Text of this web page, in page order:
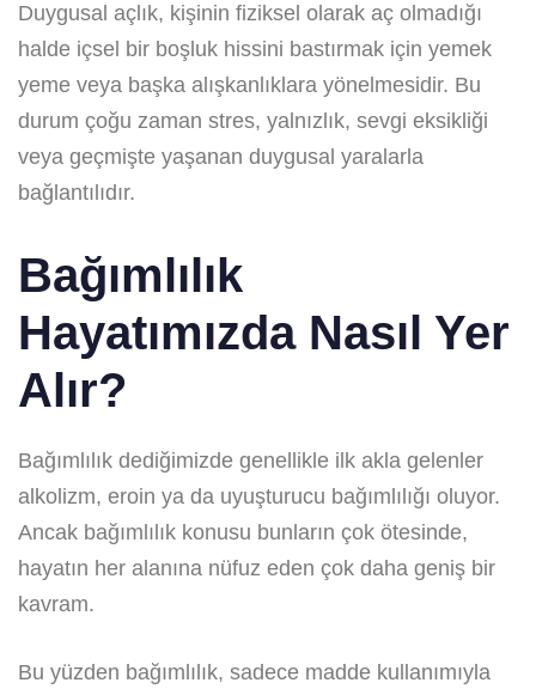
Duygusal açlık, kişinin fiziksel olarak aç olmadığı
halde içsel bir boşluk hissini bastırmak için yemek
yeme veya başka alışkanlıklara yönelmesidir. Bu
durum çoğu zaman stres, yalnızlık, sevgi eksikliği
veya geçmişte yaşanan duygusal yaralarla
bağlantılıdır.
Bağımlılık
Hayatımızda Nasıl Yer
Alır?
Bağımlılık dediğimizde genellikle ilk akla gelenler
alkolizm, eroin ya da uyuşturucu bağımlılığı oluyor.
Ancak bağımlılık konusu bunların çok ötesinde,
hayatın her alanına nüfuz eden çok daha geniş bir
kavram.
Bu yüzden bağımlılık, sadece madde kullanımıyla